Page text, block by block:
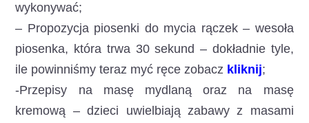
wykonywać;
– Propozycja piosenki do mycia rączek – wesoła
piosenka, która trwa 30 sekund – dokładnie tyle,
ile powinniśmy teraz myć ręce zobacz kliknij;
-Przepisy na masę mydlaną oraz na masę
kremową – dzieci uwielbiają zabawy z masami